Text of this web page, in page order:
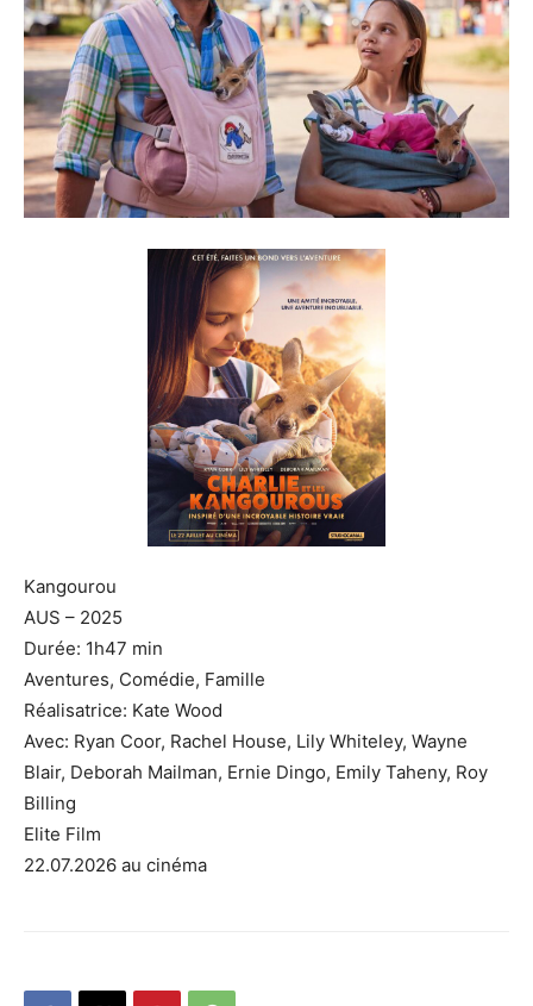
Kangourou
AUS – 2025
Durée: 1h47 min
Aventures, Comédie, Famille
Réalisatrice: Kate Wood
Avec: Ryan Coor, Rachel House, Lily Whiteley, Wayne
Blair, Deborah Mailman, Ernie Dingo, Emily Taheny, Roy
Billing
Elite Film
22.07.2026 au cinéma